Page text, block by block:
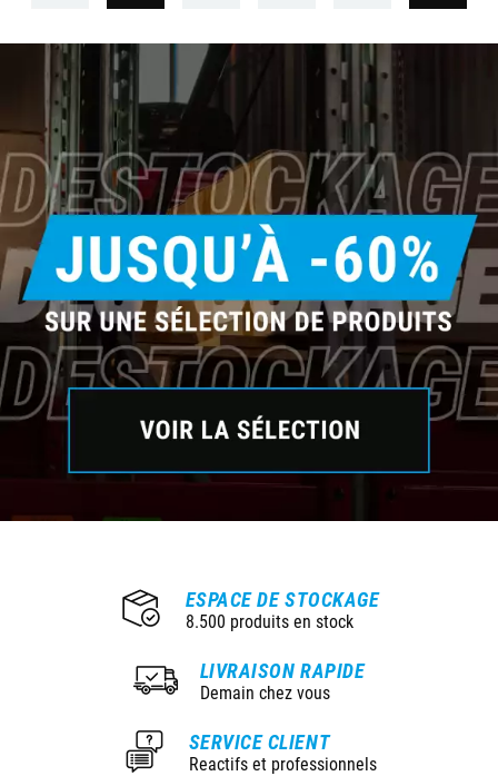
ESPACE DE STOCKAGE
8.500 produits en stock
LIVRAISON RAPIDE
Demain chez vous
SERVICE CLIENT
Reactifs et professionnels